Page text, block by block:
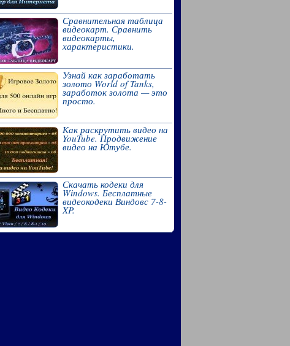
Сравнительная таблица
видеокарт. Сравнить
видеокарты,
характеристики.
Узнай как заработать
золото World of Tanks,
заработок золота — это
просто.
Как раскрутить видео на
YouTube. Продвижение
видео на Ютубе.
Скачать кодеки для
Windows. Бесплатные
видеокодеки Виндовс 7-8-
XP.